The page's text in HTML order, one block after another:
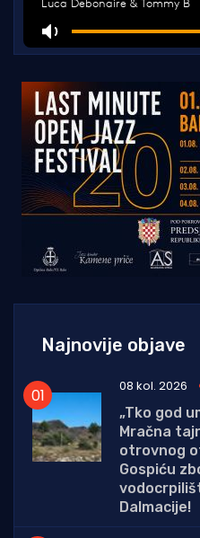
Najnovije objave
08 kol. 2026
„Tko god
Mračna
otrovnog
Gospiću
Dalmacije!